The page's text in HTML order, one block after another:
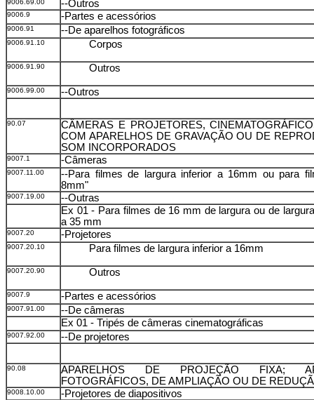
9006.69.00 --Outros
9006.9 -Partes e acessórios
9006.91 --De aparelhos fotográficos
9006.91.10 Corpos
9006.91.90 Outros
9006.99.00 --Outros
90.07
CÂMERAS E PROJETORES,
COM APARELHOS DE GRAVAÇÃO OU DE
SOM INCORPORADOS
9007.1 -Câmeras
9007.11.00
--Para filmes de largura inferior a 16mm ou para
8mm"
9007.19.00
--Outras
Ex 01 - Para filmes de 16 mm de largura ou de
a 35 mm
9007.20 -Projetores
9007.20.10 Para filmes de largura inferior a 16mm
9007.20.90 Outros
9007.9 -Partes e acessórios
9007.91.00
--De câmeras
Ex 01 - Tripés de câmeras cinematográficas
9007.92.00 --De projetores
90.08
APARELHOS DE PROJEÇÃO FIXA;
FOTOGRÁFICOS, DE AMPLIAÇÃO OU DE
9008.10.00 -Projetores de diapositivos